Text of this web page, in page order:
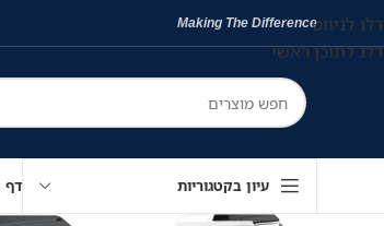
דלג לניווט
דלג לתוכן ראשי
Making The Difference
עיון בקטגוריות דף